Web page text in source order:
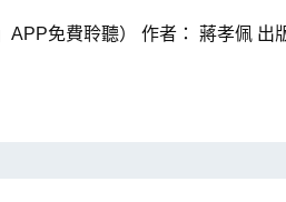
APP免費聆聽） 作者： 蔣孝佩 出